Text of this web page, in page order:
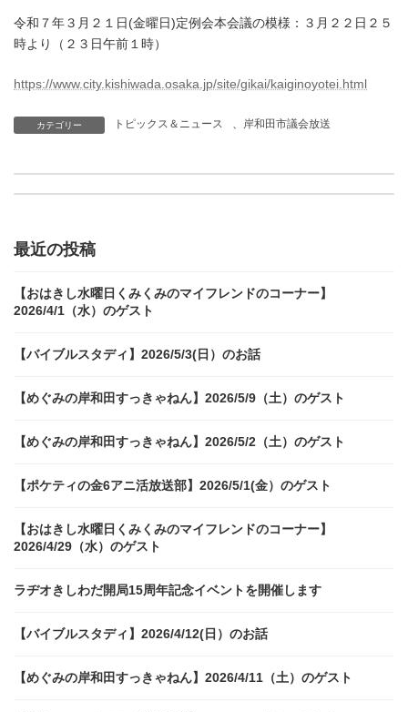
令和７年３月２１日(金曜日)定例会本会議の模様：３月２２日２５
時より（２３日午前１時）
https://www.city.kishiwada.osaka.jp/site/gikai/kaiginoyotei.html
カテゴリー トピックス＆ニュース 、 岸和田市議会放送
【めぐみの岸和田すっきゃねん】2025/3/8（土）のゲスト
最近の投稿
【おはきし水曜日くみくみのマイフレンドのコーナー】
2026/4/1（水）のゲスト
【バイブルスタディ】2026/5/3(日）のお話
【めぐみの岸和田すっきゃねん】2026/5/9（土）のゲスト
【めぐみの岸和田すっきゃねん】2026/5/2（土）のゲスト
【ポケティの金6アニ活放送部】2026/5/1(金）のゲスト
【おはきし水曜日くみくみのマイフレンドのコーナー】
2026/4/29（水）のゲスト
ラヂオきしわだ開局15周年記念イベントを開催します
【バイブルスタディ】2026/4/12(日）のお話
【めぐみの岸和田すっきゃねん】2026/4/11（土）のゲスト